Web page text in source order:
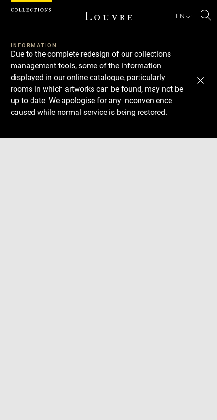
EN
INFORMATION
Due to the complete redesign of our collections
management tools, some of the information
displayed in our online catalogue, particularly
rooms in which artworks can be found, may not be
up to date. We apologise for any inconvenience
caused while normal service is being restored.
Download
Next
Previous
Cookies management panel